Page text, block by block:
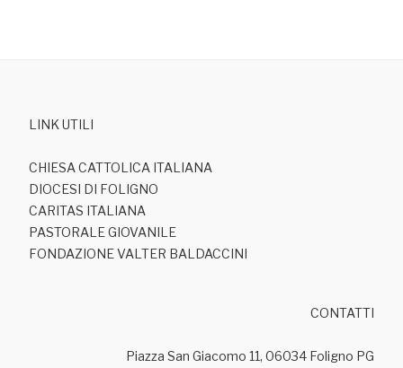
LINK UTILI
CHIESA CATTOLICA ITALIANA
DIOCESI DI FOLIGNO
CARITAS ITALIANA
PASTORALE GIOVANILE
FONDAZIONE VALTER BALDACCINI
CONTATTI
Piazza San Giacomo 11, 06034 Foligno PG